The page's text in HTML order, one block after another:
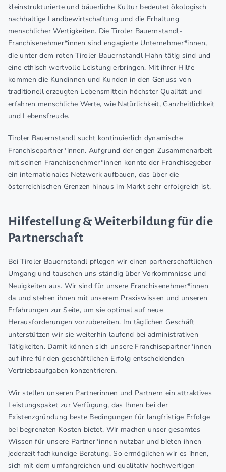
kleinstrukturierte und bäuerliche Kultur bedeutet ökologisch
nachhaltige Landbewirtschaftung und die Erhaltung
menschlicher Wertigkeiten. Die Tiroler Bauernstandl-
Franchisenehmer*innen sind engagierte Unternehmer*innen,
die unter dem roten Tiroler Bauernstandl Hahn tätig sind und
eine ethisch wertvolle Leistung erbringen. Mit ihrer Hilfe
kommen die Kundinnen und Kunden in den Genuss von
traditionell erzeugten Lebensmitteln höchster Qualität und
erfahren menschliche Werte, wie Natürlichkeit, Ganzheitlichkeit
und Lebensfreude.
Tiroler Bauernstandl sucht kontinuierlich dynamische
Franchisepartner*innen. Aufgrund der engen Zusammenarbeit
mit seinen Franchisenehmer*innen konnte der Franchisegeber
ein internationales Netzwerk aufbauen, das über die
österreichischen Grenzen hinaus im Markt sehr erfolgreich ist.
Hilfestellung & Weiterbildung für die
Partnerschaft
Bei Tiroler Bauernstandl pflegen wir einen partnerschaftlichen
Umgang und tauschen uns ständig über Vorkommnisse und
Neuigkeiten aus. Wir sind für unsere Franchisenehmer*innen
da und stehen ihnen mit unserem Praxiswissen und unseren
Erfahrungen zur Seite, um sie optimal auf neue
Herausforderungen vorzubereiten. Im täglichen Geschäft
unterstützen wir sie weiterhin laufend bei administrativen
Tätigkeiten. Damit können sich unsere Franchisepartner*innen
auf ihre für den geschäftlichen Erfolg entscheidenden
Vertriebsaufgaben konzentrieren.
Wir stellen unseren Partnerinnen und Partnern ein attraktives
Leistungspaket zur Verfügung, das Ihnen bei der
Existenzgründung beste Bedingungen für langfristige Erfolge
bei begrenzten Kosten bietet. Wir machen unser gesamtes
Wissen für unsere Partner*innen nutzbar und bieten ihnen
jederzeit fachkundige Beratung. So ermöglichen wir es ihnen,
sich mit dem umfangreichen und qualitativ hochwertigen